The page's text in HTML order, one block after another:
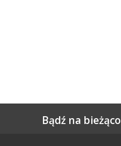
Bądź na bieżąco